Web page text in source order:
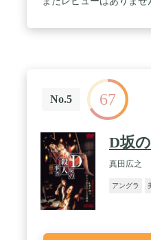
No.5 67
D坂
真田広之
アングラ